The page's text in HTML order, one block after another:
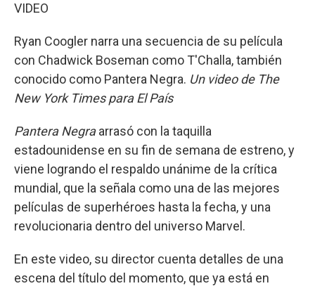
VIDEO
Ryan Coogler narra una secuencia de su película
con Chadwick Boseman como T'Challa, también
conocido como Pantera Negra. Un video de The
New York Times para El País
Pantera Negraarrasó con la taquilla
estadounidense en su fin de semana de estreno, y
viene logrando el respaldo unánime de la crítica
mundial, que la señala como una de las mejores
películas de superhéroes hasta la fecha, y una
revolucionaria dentro del universo Marvel.
En este video, su director cuenta detalles de una
escena del título del momento, que ya está en